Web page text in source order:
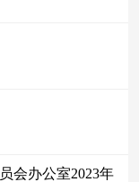
会办公室2023年